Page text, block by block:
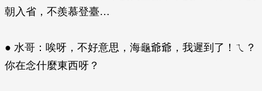
朝入省，不羨慕登臺…
● 水哥：唉呀，不好意思，海龜爺爺，我遲到了！ㄟ？
你在念什麼東西呀？